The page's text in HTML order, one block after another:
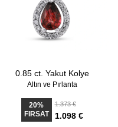
0.85 ct. Yakut Kolye
Altın ve Pırlanta
20%
FIRSAT
1.373 €
1.098 €